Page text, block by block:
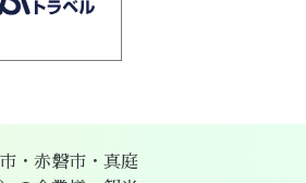
・赤磐市・真庭